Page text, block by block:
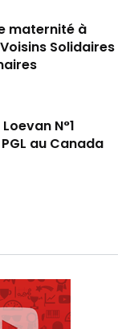
maternité à
Solidaires
N°1
au Canada